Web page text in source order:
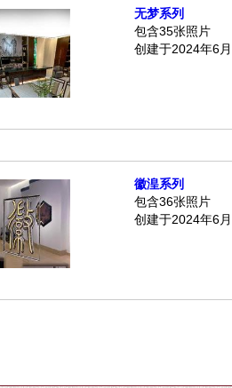
无梦系列
包含35张照片
创建于2024年6
徽湟系列
包含36张照片
创建于2024年6